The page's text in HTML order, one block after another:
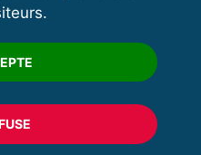
club
droits réservés